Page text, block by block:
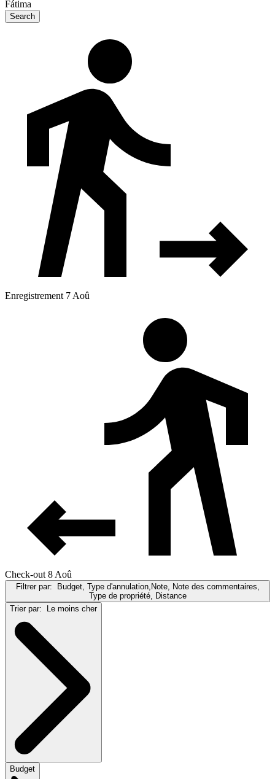
Fátima
Search
Enregistrement 7 Aoû
Check-out 8 Aoû
Filtrer par:
Budget, Type d'annulation,Note, Note des commentaires,
Type de propriété, Distance
Trier par:
Le moins cher
Budget